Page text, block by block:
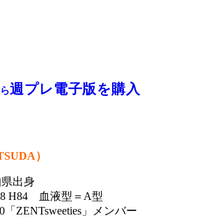
週プレ電子版を購入
）
出身
H84 血液型＝A型
「ZENTsweeties」メンバー